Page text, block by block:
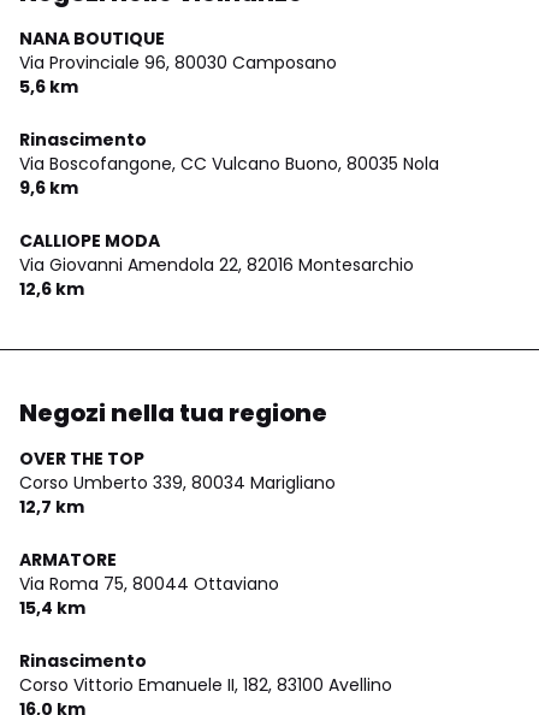
NANA BOUTIQUE
Via Provinciale 96, 80030 Camposano
5,6 km
Rinascimento
Via Boscofangone, CC Vulcano Buono, 80035 Nola
9,6 km
CALLIOPE MODA
Via Giovanni Amendola 22, 82016 Montesarchio
12,6 km
Negozi nella tua regione
OVER THE TOP
Corso Umberto 339, 80034 Marigliano
12,7 km
ARMATORE
Via Roma 75, 80044 Ottaviano
15,4 km
Rinascimento
Corso Vittorio Emanuele II, 182, 83100 Avellino
16,0 km